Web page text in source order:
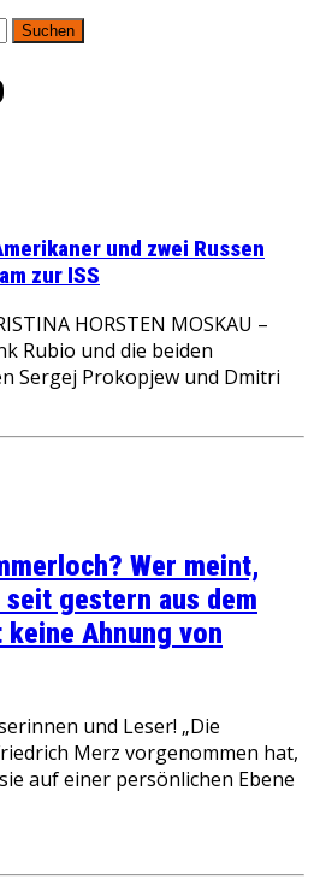
und zwei Russen
zur ISS
HORSTEN MOSKAU –
Rubio und die beiden
Sergej Prokopjew und Dmitri
Wer meint,
gestern aus dem
Ahnung von
und Leser! „Die
Merz vorgenommen hat,
auf einer persönlichen Ebene